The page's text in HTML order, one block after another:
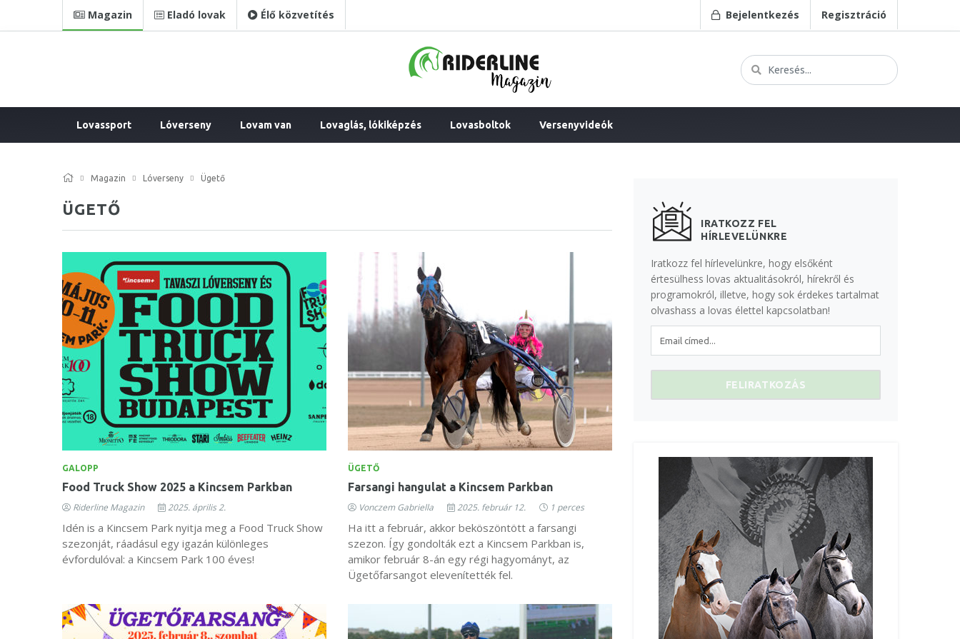
Magazin Eladó lovak Élő közvetítés Bejelentkezés Regisztráció
Lovassport Lóverseny Lovam van Lovaglás, lókiképzés Lovasboltok Versenyvideók
Magazin Lóverseny Ügető
ÜGETŐ
GALOPP
Food Truck Show 2025 a Kincsem Parkban
Riderline Magazin 2025. április 2.
Idén is a Kincsem Park nyitja meg a Food Truck Show
szezonját, ráadásul egy igazán különleges
évfordulóval: a Kincsem Park 100 éves!
ÜGETŐ
Farsangi hangulat a Kincsem Parkban
Vonczem Gabriella 2025. február 12. 1 perces
Ha itt a február, akkor beköszöntött a farsangi
szezon. Így gondolták ezt a Kincsem Parkban is,
amikor február 8-án egy régi hagyományt, az
Ügetőfarsangot elevenítették fel.
IRATKOZZ FEL
HÍRLEVELÜNKRE
Iratkozz fel hírlevelünkre, hogy elsőként
értesülhess lovas aktualitásokról, hírekről és
programokról, illetve, hogy sok érdekes tartalmat
olvashass a lovas élettel kapcsolatban!